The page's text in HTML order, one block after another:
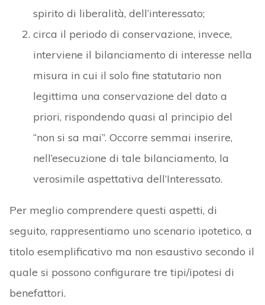
spirito di liberalità, dell’interessato;
circa il periodo di conservazione, invece,
interviene il bilanciamento di interesse nella
misura in cui il solo fine statutario non
legittima una conservazione del dato a
priori, rispondendo quasi al principio del
“non si sa mai”. Occorre semmai inserire,
nell’esecuzione di tale bilanciamento, la
verosimile aspettativa dell’Interessato.
Per meglio comprendere questi aspetti, di
seguito, rappresentiamo uno scenario ipotetico, a
titolo esemplificativo ma non esaustivo secondo il
quale si possono configurare tre tipi/ipotesi di
benefattori.